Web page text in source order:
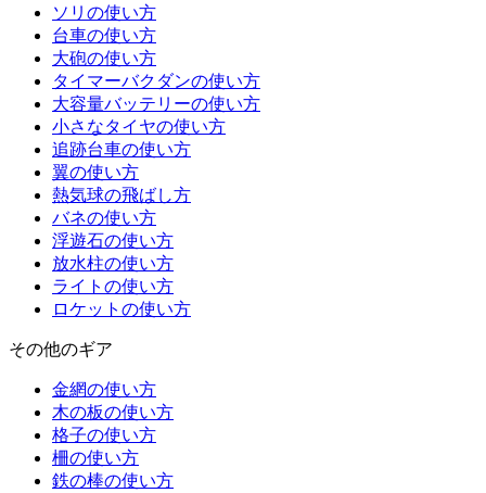
ソリの使い方
台車の使い方
大砲の使い方
タイマーバクダンの使い方
大容量バッテリーの使い方
小さなタイヤの使い方
追跡台車の使い方
翼の使い方
熱気球の飛ばし方
バネの使い方
浮遊石の使い方
放水柱の使い方
ライトの使い方
ロケットの使い方
その他のギア
金網の使い方
木の板の使い方
格子の使い方
柵の使い方
鉄の棒の使い方